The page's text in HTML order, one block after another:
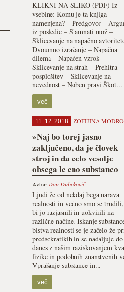
KLIKNI NA SLIKO (PDF) Iz
vsebine: Komu je ta knjiga
namenjena? – Predgovor –
iz posledic – Slamnati mož –
Sklicevanje na napačno
Dvoumno izražanje – Napačna
dilema – Napačen vzrok –
Sklicevanje na strah – Prehitra
posplošitev – Sklicevanje na
nevednost – Noben pravi Škot...
več
11. 12. 2018 ZOFIJINA
»Naj bo torej jasno
zaključeno, da je človek
stroj in da celo vesolje
obsega le eno substanco
(snov), ki je različno
izoblikovana.«
Avtor: Dan Dubokovič
Ljudi že od nekdaj bega narava
realnosti in vedno smo se
bi jo razjasnili in uokvirili na
različne načine. Iskanje
bistva realnosti se je začelo že
predsokratikih in se nadaljuje do
danes z našim raziskovanjem
fizike in podobnih znanstvenih
Vprašanje substance in...
več